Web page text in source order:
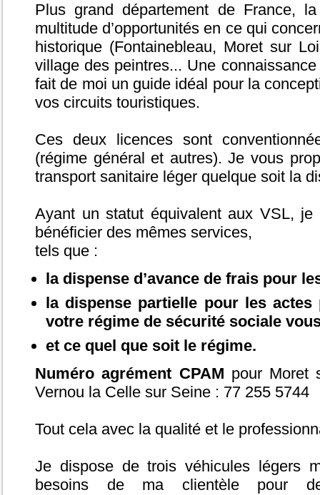
Plus grand département de France,
multitude d’opportunités en ce qui
historique (Fontainebleau, Moret sur
village des peintres... Une
fait de moi un guide idéal pour la
vos circuits touristiques.
Ces deux licences sont
(régime général et autres). Je vous
transport sanitaire léger quelque soit la
Ayant un statut équivalent aux VSL,
bénéficier des mêmes services,
tels que :
la dispense d’avance de frais pour
la dispense partielle pour les
votre régime de sécurité sociale
et ce quel que soit le régime.
Numéro agrément CPAM pour Moret
Vernou la Celle sur Seine : 77 255 5744
Tout cela avec la qualité et le
Je dispose de trois véhicules légers
besoins de ma clientèle pour